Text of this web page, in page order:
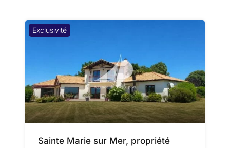
Exclusivité
Sainte Marie sur Mer, propriété